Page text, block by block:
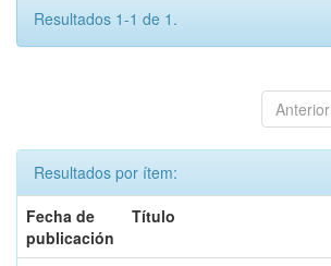
Resultados 1-1 de 1.
Anterior
Resultados por ítem:
Fecha de
publicación
Título